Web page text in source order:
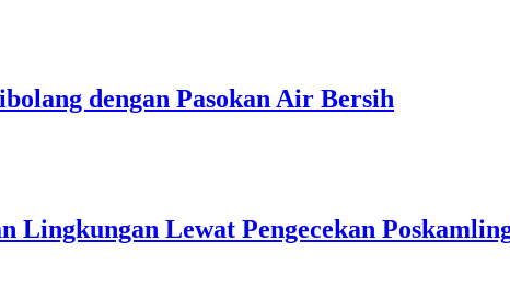
dengan Pasokan Air Bersih
Lingkungan Lewat Pengecekan